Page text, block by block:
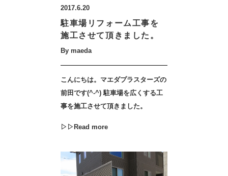
2017.6.20
駐車場リフォーム工事を
施工させて頂きました。
By maeda
こんにちは。マエダプラスターズの
前田です(^-^) 駐車場を広くする工
事を施工させて頂きました。
▷▷Read more